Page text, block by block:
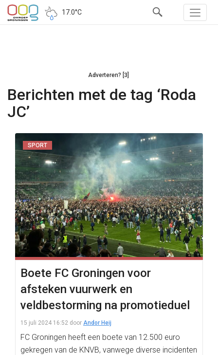
17.0°C
Adverteren? [3]
Berichten met de tag ‘Roda
JC’
SPORT
Boete FC Groningen voor
afsteken vuurwerk en
veldbestorming na promotieduel
15 juli 2024 16:52 door Andor Heij
FC Groningen heeft een boete van 12.500 euro
gekregen van de KNVB, vanwege diverse incidenten